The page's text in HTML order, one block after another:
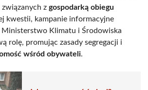
z gospodarką obiegu
kwestii, kampanie informacyjne
Ministerstwo Klimatu i Środowiska
rolę, promując zasady segregacji i
wśród obywateli.